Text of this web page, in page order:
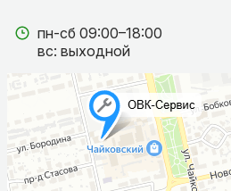
пн-сб 09:00–18:00
вс: выходной